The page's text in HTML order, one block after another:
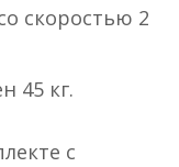
скоростью 2
45 кг.
с